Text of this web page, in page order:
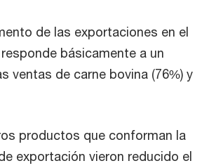
de las exportaciones en el
básicamente a un
ventas de carne bovina (76%) y
productos que conforman la
exportación vieron reducido el